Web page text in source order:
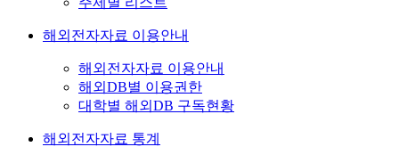
해외전자자료 이용안내
해외전자자료 이용안내
해외DB별 이용권한
대학별 해외DB 구독현황
해외전자자료 통계